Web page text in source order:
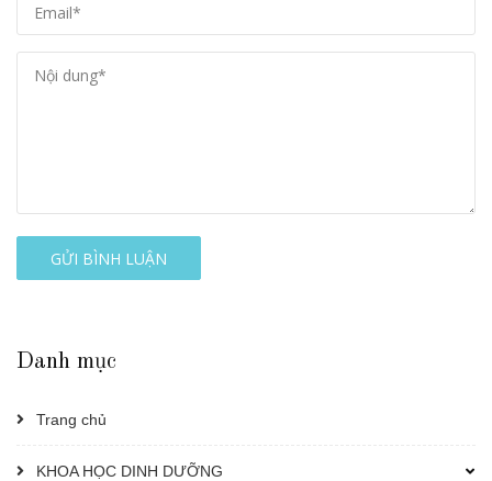
Danh mục
Trang chủ
KHOA HỌC DINH DƯỠNG
GỬI BÌNH LUẬN